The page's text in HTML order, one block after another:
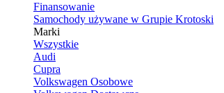
Finansowanie
Samochody używane w Grupie Krotoski
Marki
Wszystkie
Audi
Cupra
Volkswagen Osobowe